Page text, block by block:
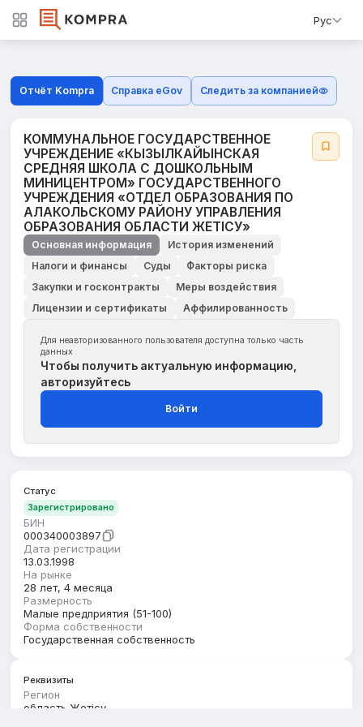
Рус
Отчёт Kompra Справка eGov Следить за компанией
КОММУНАЛЬНОЕ ГОСУДАРСТВЕННОЕ
УЧРЕЖДЕНИЕ «КЫЗЫЛКАЙЫНСКАЯ
СРЕДНЯЯ ШКОЛА С ДОШКОЛЬНЫМ
МИНИЦЕНТРОМ» ГОСУДАРСТВЕННОГО
УЧРЕЖДЕНИЯ «ОТДЕЛ ОБРАЗОВАНИЯ ПО
АЛАКОЛЬСКОМУ РАЙОНУ УПРАВЛЕНИЯ
ОБРАЗОВАНИЯ ОБЛАСТИ ЖЕТІСУ»
Основная информация
История изменений
Налоги и финансы
Суды
Факторы риска
Закупки и госконтракты
Меры воздействия
Лицензии и сертификаты
Аффилированность
Для неавторизованного пользователя доступна только часть
данных
Чтобы получить актуальную информацию,
авторизуйтесь
Войти
Статус
Зарегистрировано
БИН
000340003897
Дата регистрации
13.03.1998
На рынке
28 лет, 4 месяца
Размерность
Малые предприятия (51-100)
Форма собственности
Государственная собственность
Реквизиты
Регион
область Жетісу